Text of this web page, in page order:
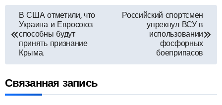
Навигация
по
записям
В США отметили, что
Украина и Евросоюз
способны будут
принять признание
Крыма.
Российский спортсмен
упрекнул ВСУ в
использовании
фосфорных
боеприпасов
Связанная запись